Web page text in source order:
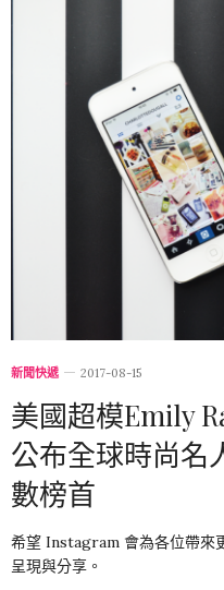
新聞快遞 2017-08-15
美國超模Emily
公布全球時尚名
數榜首
希望 Instagram 會為各位帶來
呈現與分享。